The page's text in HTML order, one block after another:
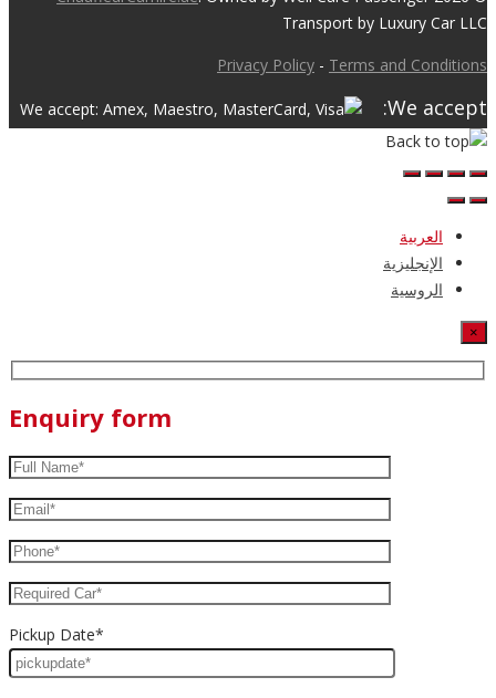
Transport by Luxury Car LLC
Privacy Policy - Terms and Conditions
We accept:
العربية
الإنجليزية
الروسية
×
Enquiry form
Pickup Date*